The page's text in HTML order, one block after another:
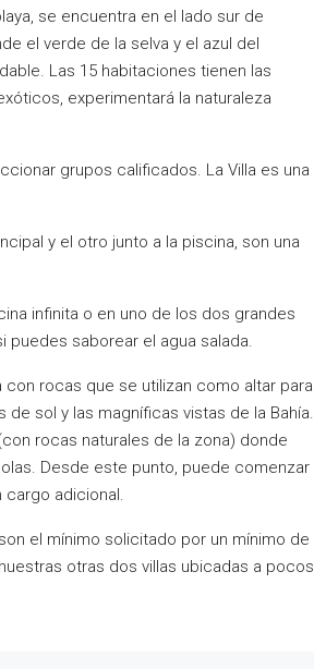
se encuentra en el lado sur de
el verde de la selva y el azul del
Las 15 habitaciones tienen las
experimentará la naturaleza
grupos calificados. La Villa es una
y el otro junto a la piscina, son una
infinita o en uno de los dos grandes
puedes saborear el agua salada.
rocas que se utilizan como altar para
sol y las magníficas vistas de la Bahía.
rocas naturales de la zona) donde
Desde este punto, puede comenzar
cargo adicional.
el mínimo solicitado por un mínimo de
otras dos villas ubicadas a pocos